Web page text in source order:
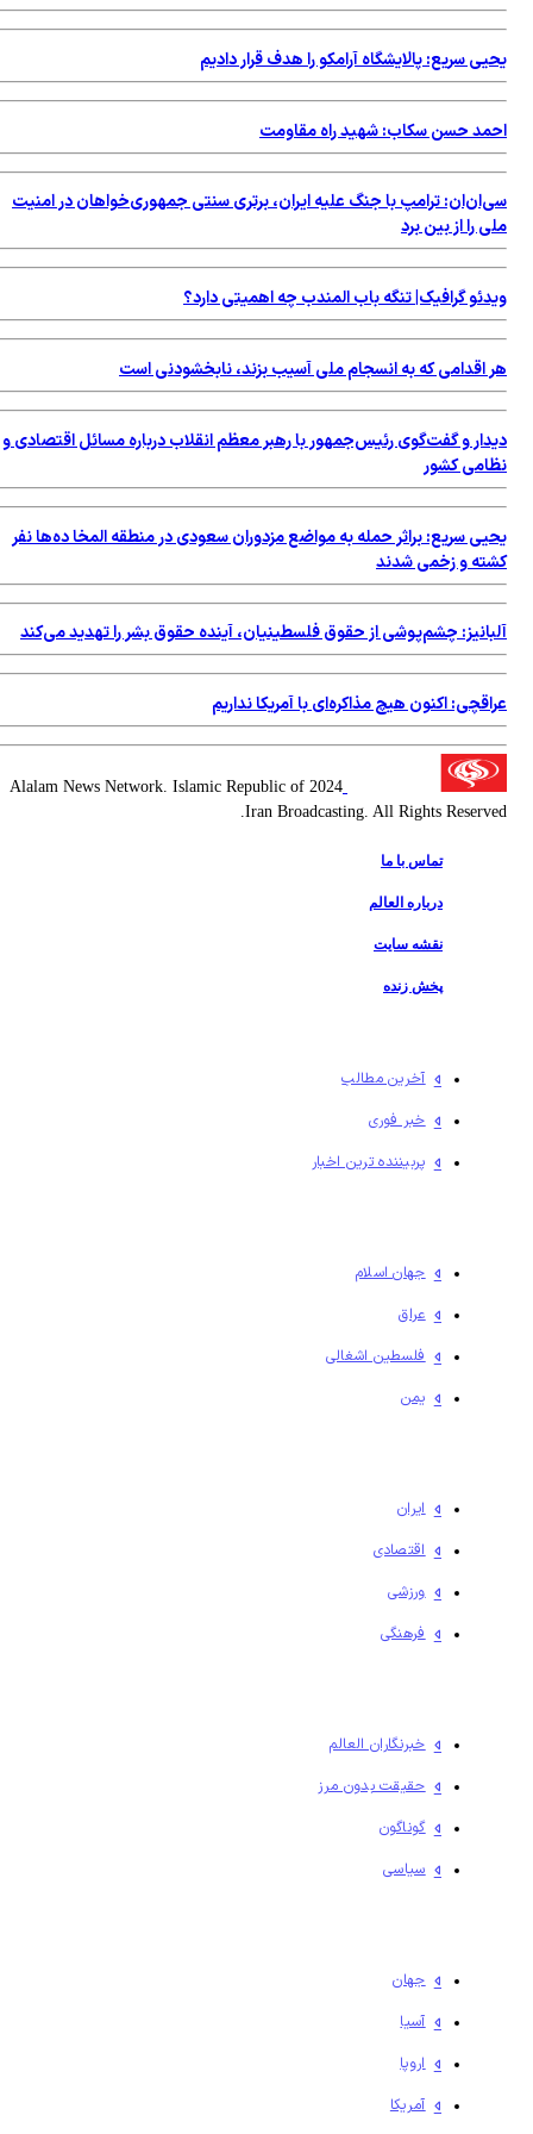
سریع: پالایشگاه آرامکو را هدف قرار دادیم
حسن سکاب: شهید راه مقاومت
ترامپ با جنگ علیه ایران، برتری سنتی جمهوری‌خواهان در امنیت
را از بین برد
گرافیک| تنگه باب المندب چه اهمیتی دارد؟
اقدامی که به انسجام ملی آسیب بزند، نابخشودنی است
و گفت‌گوی رئیس‌جمهور با رهبر معظم انقلاب درباره مسائل اقتصادی و
کشور
سریع: براثر حمله به مواضع مزدوران سعودی در منطقه المخا ده‌ها نفر
و زخمی شدند
چشم‌پوشی از حقوق فلسطینیان، آینده حقوق بشر را تهدید می‌کند
اکنون هیچ مذاکره‌ای با آمریکا نداریم
2024 Alalam News Network. Islamic Republic of
Iran Broadcasting. All Rights
تماس با ما
درباره العالم
نقشه سایت
پخش زنده
آخرین مطالب
خبر فوری
پربیننده ترین اخبار
جهان اسلام
عراق
فلسطين اشغالی
یمن
ایران
اقتصادی
ورزشی
فرهنگی
خبرنگاران العالم
حقیقت بدون مرز
گوناگون
سیاسی
جهان
آسیا
اروپا
آمریکا